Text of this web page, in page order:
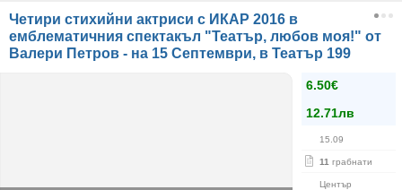
Четири стихийни актриси с ИКАР 2016 в
емблематичния спектакъл "Театър, любов моя!" от
Валери Петров - на 15 Септември, в Театър 199
6.50€
12.71лв
15.09
11 грабнати
Център